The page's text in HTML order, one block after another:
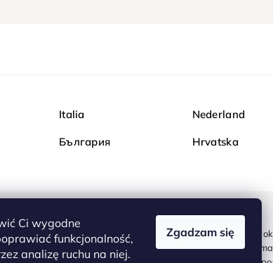
Ci wygodne
funkcjonalność,
analizę ruchu na niej.
Zgadzam się
Italia Nederland
България Hrvatska
Kupuj bezpiecznie w Diamondi. Dzięki
są całkowicie bezpieczne - wszystkie